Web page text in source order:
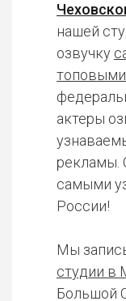
нашей
озвучку
актеры
рекламы.
самыми
России!
Мы
студии в
Большой